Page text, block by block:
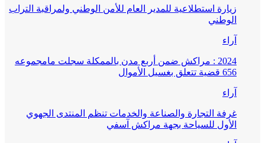
زيارة استطلاعية للمدير العام للأمن الوطني ولمراقبة التراب
الوطني
آراء
2024 : مراكش ضمن أربع مدن بالممكلة سجلت مامجموعه
656 قضية تتعلق بغسيل الأموال
آراء
غرفة التجارة والصناعة والخدمات تنظم المنتدى الجهوي
الأول للسياحة بجهة مراكش آسفي